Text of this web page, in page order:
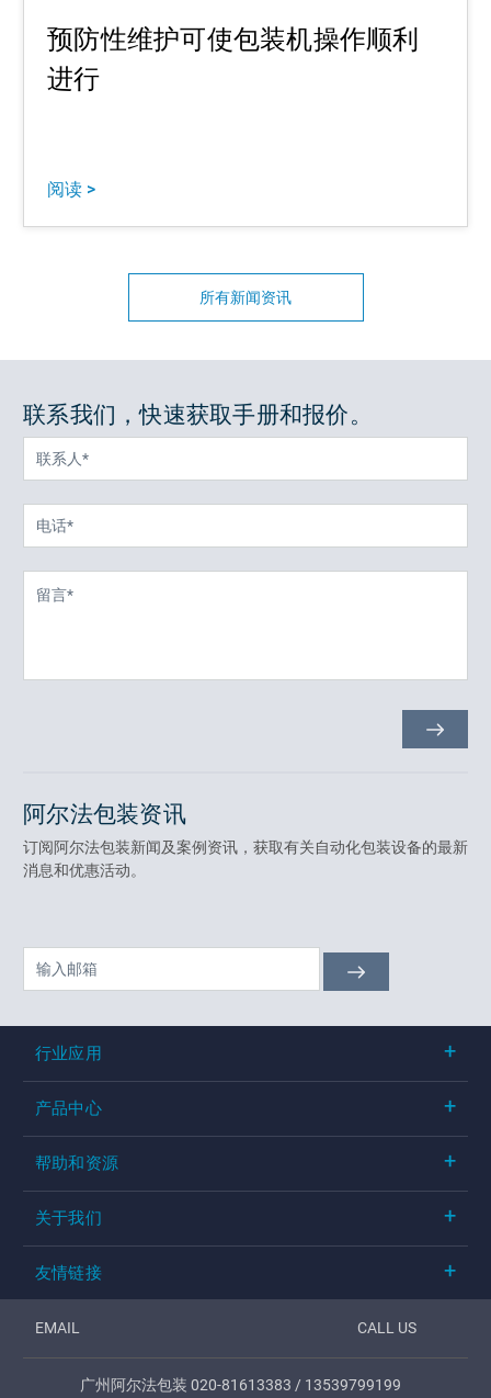
预防性维护可使包装机操作顺利
进行
阅读 >
所有新闻资讯
联系我们，快速获取手册和报价。
阿尔法包装资讯
订阅阿尔法包装新闻及案例资讯，获取有关自动化包装设备的最新
消息和优惠活动。
行业应用
产品中心
帮助和资源
关于我们
友情链接
EMAIL CALL US
广州阿尔法包装 020-81613383 / 13539799199